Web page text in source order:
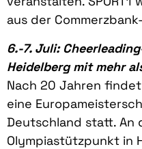
aus der
6.-7. Juli:
Heidelberg mit mehr
Nach 20 Jahren
eine
Deutschland statt. An
Olympiastützpunkt in